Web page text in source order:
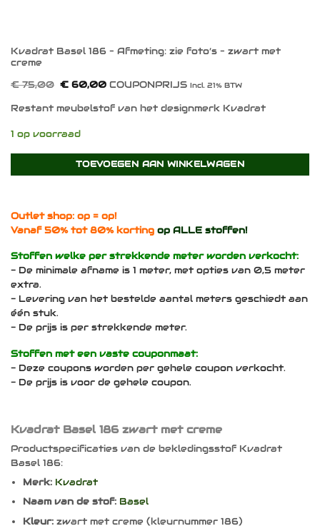
Kvadrat Basel 186 – Afmeting: zie foto’s – zwart met
creme
€75,00 Oorspronkelijke
€ 75,00.
€60,00Huidige
€ 60,00.
COUPONPRIJS Incl. 21% BTW
Restant meubelstof van het designmerk Kvadrat
1 op voorraad
TOEVOEGEN AAN WINKELWAGEN
Outlet shop: op = op!
Vanaf 50% tot 80% korting op ALLE stoffen!
Stoffen welke per strekkende meter worden verkocht:
- De minimale afname is 1 meter, met opties van 0,5 meter
extra.
- Levering van het bestelde aantal meters geschiedt aan
één stuk.
- De prijs is per strekkende meter.
Stoffen met een vaste couponmaat:
- Deze coupons worden per gehele coupon verkocht.
- De prijs is voor de gehele coupon.
Kvadrat Basel 186 zwart met creme
Productspecificaties van de bekledingsstof Kvadrat
Basel 186:
Merk: Kvadrat
Naam van de stof: Basel
Kleur: zwart met creme (kleurnummer 186)